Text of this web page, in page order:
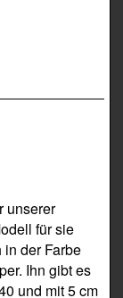
unserer
für sie
in der Farbe
Ihn gibt es
und mit 5 cm